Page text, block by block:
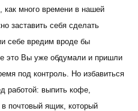
как много времени в нашей
заставить себя сделать
себе вредим вроде бы
это Вы уже обдумали и пришли
под контроль. Но избавиться
работой: выпить кофе,
в почтовый ящик, который